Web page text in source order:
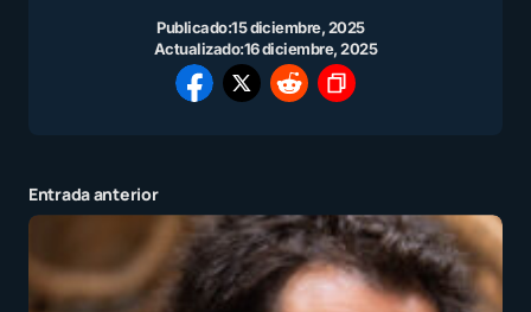
Publicado:15 diciembre, 2025
Actualizado:16 diciembre, 2025
Entrada anterior